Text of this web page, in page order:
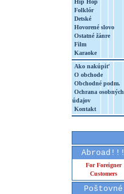
Hip Hop
Folklór
Detské
Hovorené slovo
Ostatné žánre
Film
Karaoke
Ako nakúpiť
O obchode
Obchodné podm.
Ochrana osobných
údajov
Kontakt
Abroad!!!
For Foreigner
Customers
Poštovné